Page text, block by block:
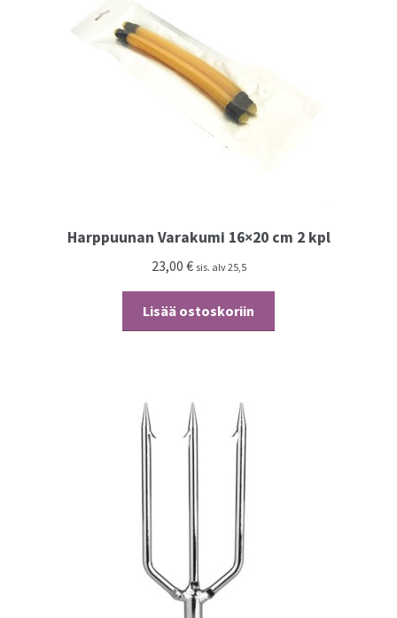
Harppuunan Varakumi 16×20 cm 2 kpl
23,00 € sis. alv 25,5
Lisää ostoskoriin